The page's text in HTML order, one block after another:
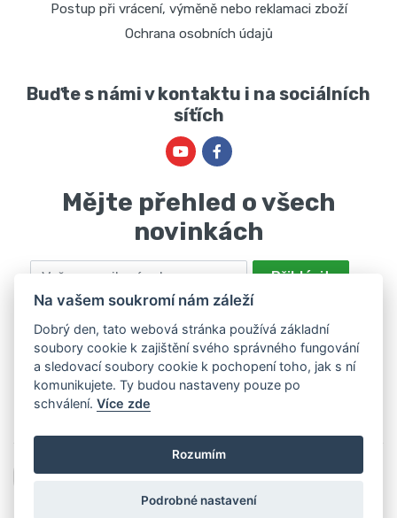
Postup při vrácení, výměně nebo reklamaci zboží
Ochrana osobních údajů
Buďte s námi v kontaktu i na sociálních
síťích
Mějte přehled o všech
novinkách
Email Přihlásit
Odesláním souhlasíte se zpracováním osobních údajů za účelem
nabízení a zpracování marketingových nabídek společností Marie
Haščáková, IČ: 48488861 se sídlem Bánov 697. Máte právo svůj
souhlas odvolat. Více informací vzásadách zpracování osobních
údajů.
Na vašem soukromí nám záleží
Dobrý den, tato webová stránka používá základní
soubory cookie k zajištění svého správného fungování
a sledovací soubory cookie k pochopení toho, jak s ní
komunikujete. Ty budou nastaveny pouze po
schválení.Více zde
Rozumím
Podrobné nastavení